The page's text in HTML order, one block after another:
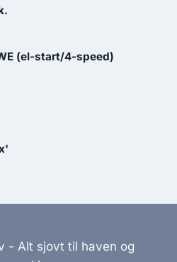
(el-start/4-speed)
- Alt sjovt til haven og